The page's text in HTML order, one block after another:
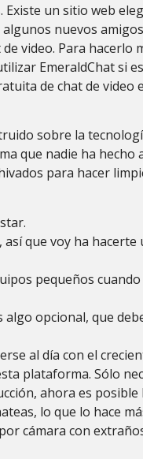
un sitio web
nuevos
video. Para hacerlo
EmeraldChat si
de chat de video
sobre la
que nadie ha hecho
para hacer
que voy ha hacerte
pequeños
algo opcional, que
al día con el
plataforma. Sólo
ahora es
lo que lo hace
cámara con